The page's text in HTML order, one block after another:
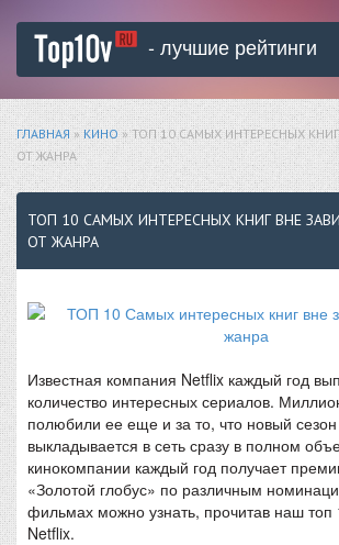
- лучшие рейтинги
ГЛАВНАЯ »КИНО» ТОП 10 САМЫХ ИНТЕРЕСНЫХ
ОТ ЖАНРА
ТОП 10 САМЫХ ИНТЕРЕСНЫХ КНИГ ВНЕ
ОТ ЖАНРА
Известная компания Netflix каждый год
количество интересных сериалов.
полюбили ее еще и за то, что новый
выкладывается в сеть сразу в полном
кинокомпании каждый год получает
«Золотой глобус» по различным
фильмах можно узнать, прочитав наш топ
Netflix.